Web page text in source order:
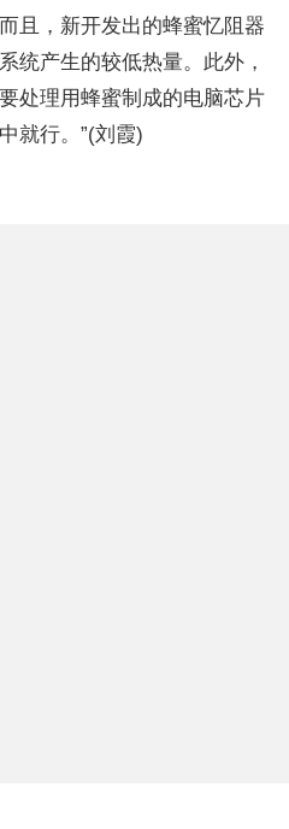
且，新开发出的蜂蜜忆阻器
统产生的较低热量。此外，
处理用蜂蜜制成的电脑芯片
就行。”(刘霞)